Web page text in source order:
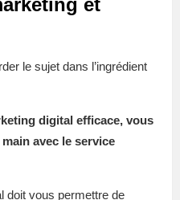
et
le sujet dans l’ingrédient
digital efficace, vous
avec le service
doit vous permettre de